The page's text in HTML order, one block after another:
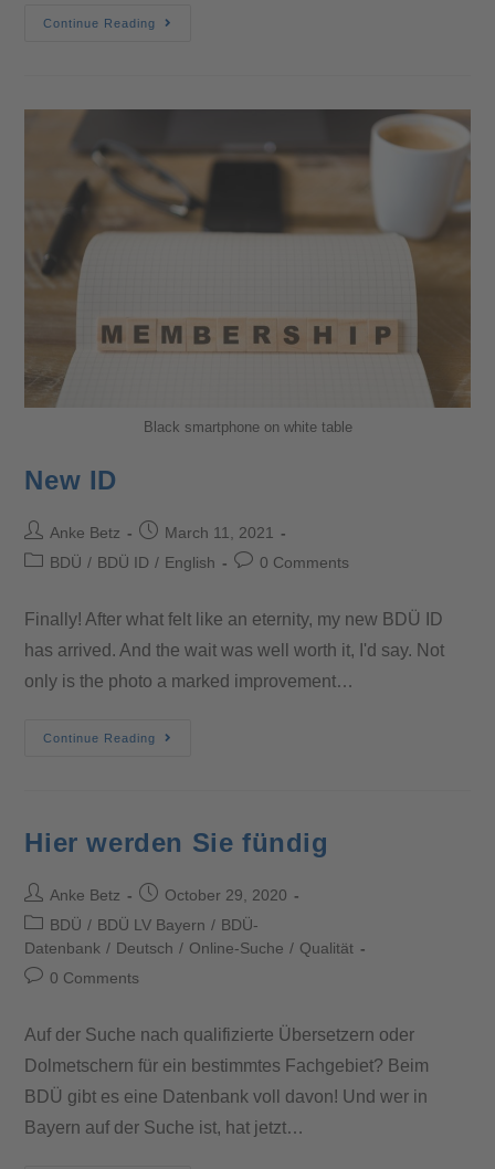
Continue Reading
Black smartphone on white table
New ID
Anke Betz
March 11, 2021
BDÜ / BDÜ ID / English 0 Comments
Finally! After what felt like an eternity, my new BDÜ ID
has arrived. And the wait was well worth it, I'd say. Not
only is the photo a marked improvement…
Continue Reading
Hier werden Sie fündig
Anke Betz
October 29, 2020
BDÜ / BDÜ LV Bayern / BDÜ-
Datenbank / Deutsch / Online-Suche / Qualität
0 Comments
Auf der Suche nach qualifizierte Übersetzern oder
Dolmetschern für ein bestimmtes Fachgebiet? Beim
BDÜ gibt es eine Datenbank voll davon! Und wer in
Bayern auf der Suche ist, hat jetzt…